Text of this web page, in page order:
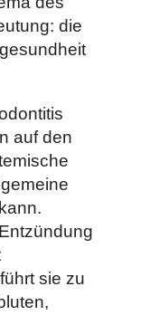
die
auf den
sie zu